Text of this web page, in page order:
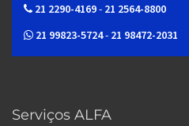
21 2290-4169- 21 2564-8800
21 99823-5724- 21 98472-2031
Serviços ALFA